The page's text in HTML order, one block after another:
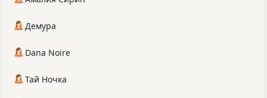
Демура
Dana Noire
Тай Ночка